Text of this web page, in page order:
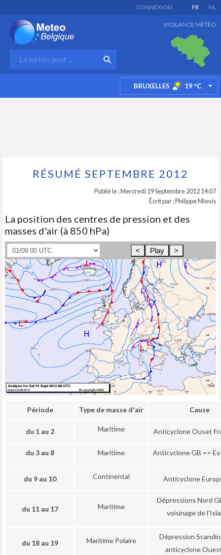
FR NL
CONNEXION
VIGILANCE MÉTÉO
BRUXELLES 19 °C
RÉSUMÉ SEPTEMBRE 2012
Publié le : Mercredi 19 Septembre 2012 14:07
Écrit par : Philippe Mievis
La position des centres de pression et des
masses d'air (à 850 hPa)
< Play >
Période Type de masse d'air Cause
du 1 au 2 Maritime Anticyclone Ouset
du 3 au 8 Maritime Anticyclone GB =>
du 9 au 10 Continental Anticyclone
du 11 au 17 Maritime
Dépressions Nord
voisinage de
du 18 au 19 Maritime Polaire
Dépression
anticyclone